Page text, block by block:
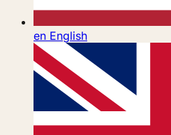
en English